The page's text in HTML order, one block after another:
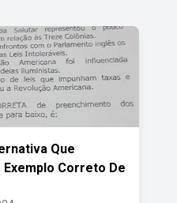
Que
Correto De